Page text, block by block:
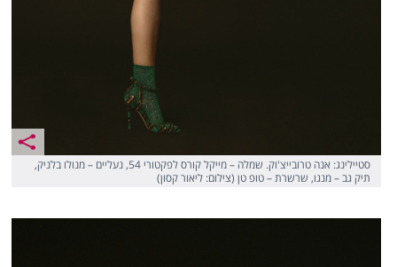
סטיילינג: אנה טרובייצ'וק. שמלה – מייקל קורס לפקטורי 54, נעליים – מנולו בלניק,
תיק גב – מנגו, שרשרת – טופ טן (צילום: ליאור קסון)